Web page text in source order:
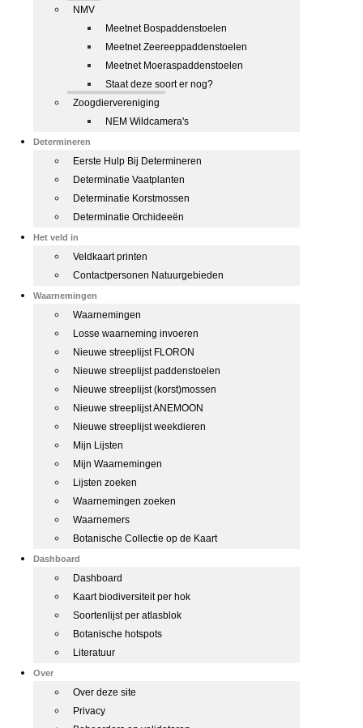
NMV
Meetnet Bospaddenstoelen
Meetnet Zeereeppaddenstoelen
Meetnet Moeraspaddenstoelen
Staat deze soort er nog?
Zoogdiervereniging
NEM Wildcamera's
Determineren
Eerste Hulp Bij Determineren
Determinatie Vaatplanten
Determinatie Korstmossen
Determinatie Orchideeën
Het veld in
Veldkaart printen
Contactpersonen Natuurgebieden
Waarnemingen
Waarnemingen
Losse waarneming invoeren
Nieuwe streeplijst FLORON
Nieuwe streeplijst paddenstoelen
Nieuwe streeplijst (korst)mossen
Nieuwe streeplijst ANEMOON
Nieuwe streeplijst weekdieren
Mijn Lijsten
Mijn Waarnemingen
Lijsten zoeken
Waarnemingen zoeken
Waarnemers
Botanische Collectie op de Kaart
Dashboard
Dashboard
Kaart biodiversiteit per hok
Soortenlijst per atlasblok
Botanische hotspots
Literatuur
Over
Over deze site
Privacy